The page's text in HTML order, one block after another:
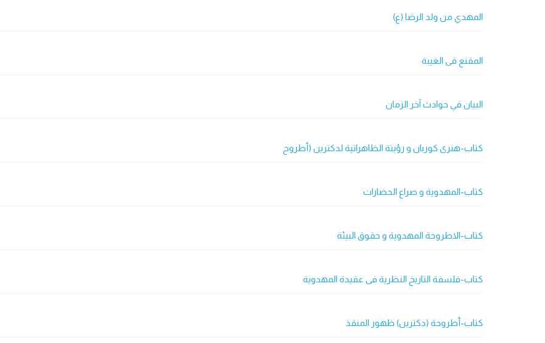
المهدي من ولد الرضا (ع)
المقنع فی الغیبة
البيان في حوادث آخر الزمان
کتاب-هنری کوربان و رؤیتة الظاهراتیة لدکترین (أطروح
كتاب-المهدویة و صراع الحضارات
كتاب-الاطروحة المهدویة و حقوق البیئة
كتاب-فلسفة التاریخ النظریة فی عقیدة المهدویة
كتاب-أطروحة (دکترین) ظهور المنقذ